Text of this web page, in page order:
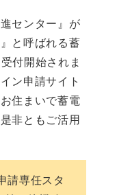
センター』が
と呼ばれる蓄
付開始されま
ン申請サイト
住まいで蓄電
非ともご活用
請専任スタ